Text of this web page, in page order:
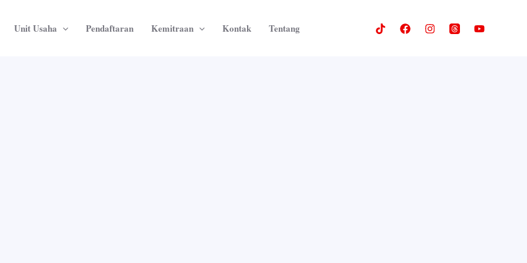
Unit Usaha Pendaftaran Kemitraan Kontak Tentang